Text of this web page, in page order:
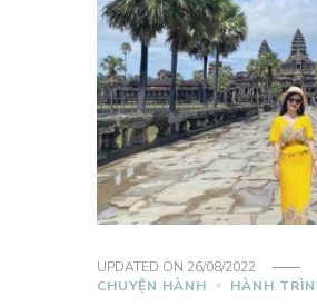
UPDATED ON 26/08/2022
CHUYỆN HÀNH
HÀNH